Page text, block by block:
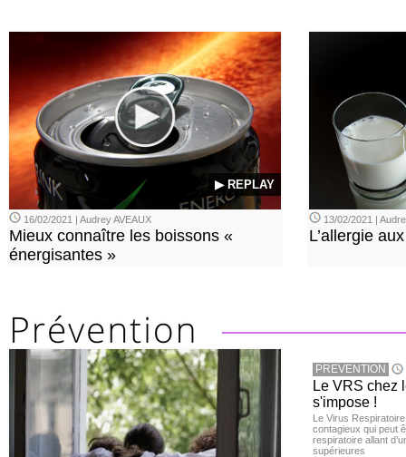
▶ REPLAY
16/02/2021 | Audrey AVEAUX
Mieux connaître les boissons «
énergisantes »
13/02/2021 |
L’allergie
PREVENTION
Le VRS chez
s'impose !
Le Virus
contagieux qui peut
respiratoire allant
supérieures